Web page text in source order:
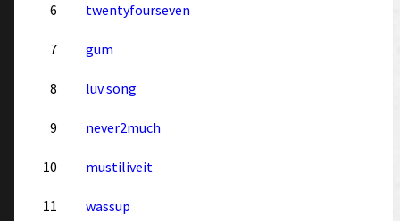
6 twentyfourseven
7 gum
8 luv song
9 never2much
10 mustiliveit
11 wassup